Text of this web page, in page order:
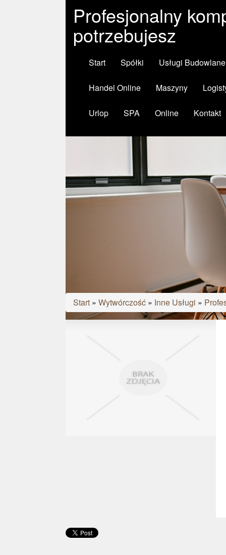
Profesjonalny
potrzebujesz
Start Spółki Usługi Budowlane
Handel Online Maszyny
Urlop SPA Online Kontakt
Start » Wytwórczość » Inne Usługi »